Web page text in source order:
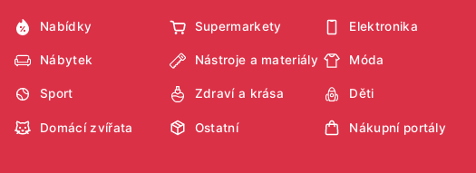
Nabídky Supermarkety Elektronika
Nábytek Nástroje a materiály Móda
Sport Zdraví a krása Děti
Domácí zvířata Ostatní Nákupní portály